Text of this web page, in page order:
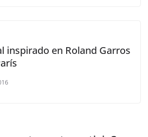
inspirado en Roland Garros